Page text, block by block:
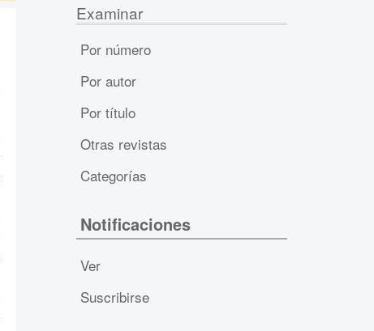
Examinar
Por número
Por autor
Por título
Otras revistas
Categorías
Notificaciones
Ver
Suscribirse